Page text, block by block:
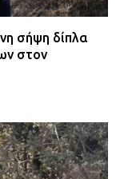
σήψη δίπλα
στον